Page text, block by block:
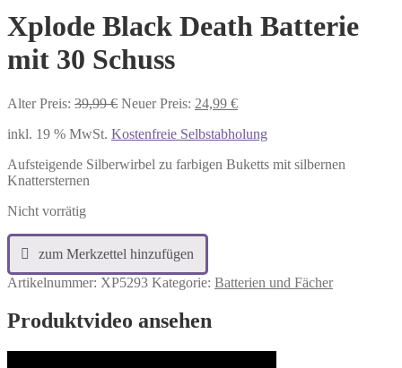
Xplode Black Death Batterie
mit 30 Schuss
Alter Preis: 39,99€ Ursprünglicher
war:
Neuer Preis: 24,99 €Aktueller
ist:
inkl. 19 % MwSt. Kostenfreie Selbstabholung
Aufsteigende Silberwirbel zu farbigen Buketts mit silbernen
Knattersternen
Nicht vorrätig
Artikelnummer: XP5293 Kategorie: Batterien und Fächer
Produktvideo ansehen